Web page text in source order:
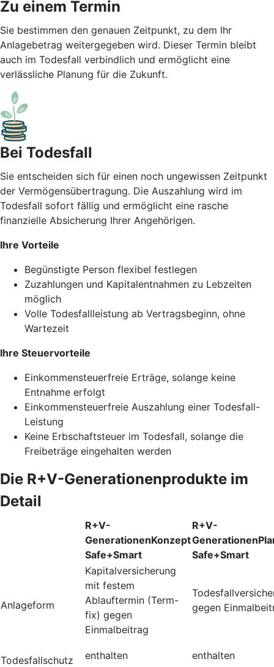
Zu einem Termin
Sie bestimmen den genauen Zeitpunkt, zu dem Ihr
Anlagebetrag weitergegeben wird. Dieser Termin bleibt
auch im Todesfall verbindlich und ermöglicht eine
verlässliche Planung für die Zukunft.
Bei Todesfall
Sie entscheiden sich für einen noch ungewissen Zeitpunkt
der Vermögensübertragung. Die Auszahlung wird im
Todesfall sofort fällig und ermöglicht eine rasche
finanzielle Absicherung Ihrer Angehörigen.
Ihre Vorteile
Begünstigte Person flexibel festlegen
Zuzahlungen und Kapitalentnahmen zu Lebzeiten
möglich
Volle Todesfallleistung ab Vertragsbeginn, ohne
Wartezeit
Ihre Steuervorteile
Einkommensteuerfreie Erträge, solange keine
Entnahme erfolgt
Einkommensteuerfreie Auszahlung einer Todesfall-
Leistung
Keine Erbschaftsteuer im Todesfall, solange die
Freibeträge eingehalten werden
Die R+V-Generationenprodukte im
Detail
R+V-
GenerationenKonzept
Safe+Smart
R+V-
Safe+Smart
Anlageform
Kapitalversicherung
mit festem
Ablauftermin (Term-
fix) gegen
Einmalbeitrag
gegen
Todesfallschutz enthalten enthalten